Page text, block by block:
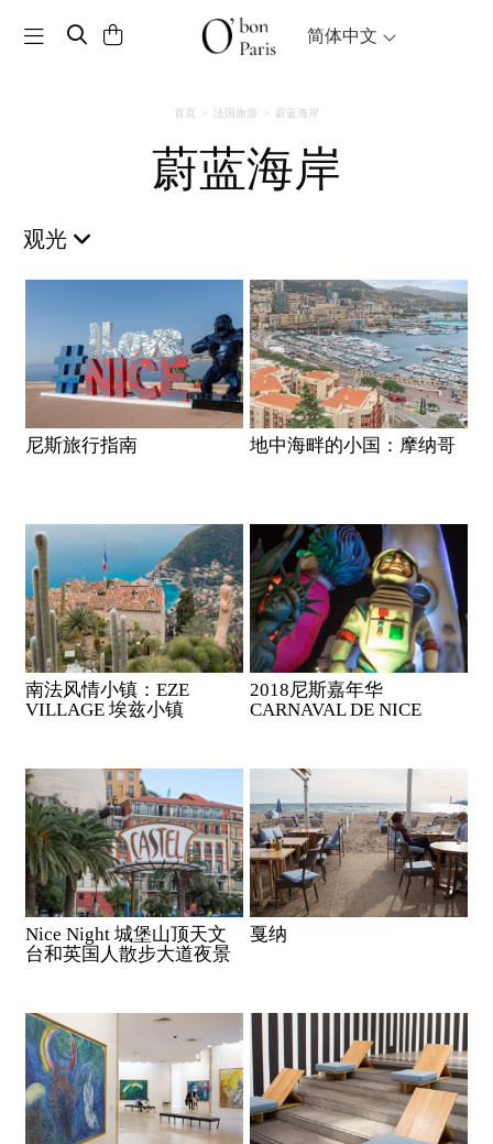
Toggle navigation 简体中文
首页 法国旅游 蔚蓝海岸
蔚蓝海岸
观光
尼斯旅行指南 地中海畔的小国：摩纳哥
南法风情小镇：EZE
VILLAGE 埃兹小镇
2018尼斯嘉年华
CARNAVAL DE NICE
Nice Night 城堡山顶天文
台和英国人散步大道夜景
戛纳